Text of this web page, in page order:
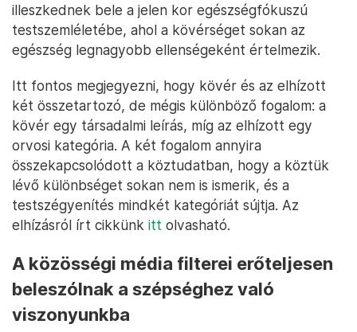
illeszkednek bele a jelen kor egészségfókuszú
testszemléletébe, ahol a kövérséget sokan az
egészség legnagyobb ellenségeként értelmezik.
Itt fontos megjegyezni, hogy kövér és az elhízott
két összetartozó, de mégis különböző fogalom: a
kövér egy társadalmi leírás, míg az elhízott egy
orvosi kategória. A két fogalom annyira
összekapcsolódott a köztudatban, hogy a köztük
lévő különbséget sokan nem is ismerik, és a
testszégyenítés mindkét kategóriát sújtja. Az
elhízásról írt cikkünk itt olvasható.
A közösségi média filterei erőteljesen
beleszólnak a szépséghez való
viszonyunkba